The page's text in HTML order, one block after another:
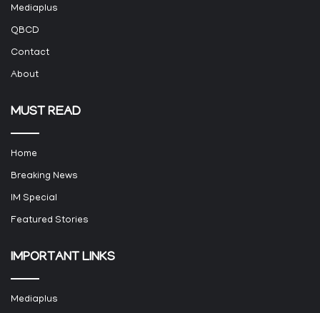
Mediaplus
QBCD
Contact
About
MUST READ
Home
Breaking News
IM Special
Featured Stories
IMPORTANT LINKS
Mediaplus